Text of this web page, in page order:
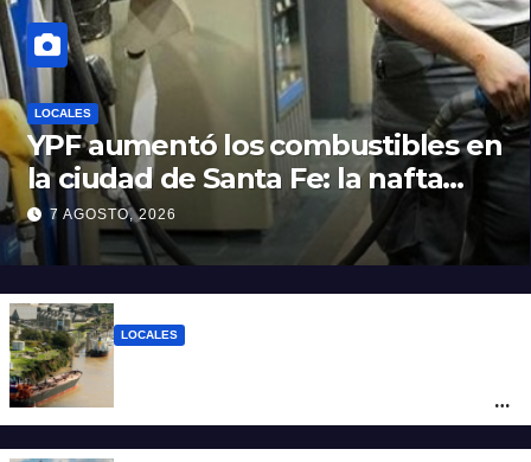
LOCALES
YPF aumentó los combustibles en
la ciudad de Santa Fe: la nafta
súper superó los $2.100 y llenar el
tanque cuesta más de $94.000
7 AGOSTO, 2026
LOCALES
posicionar los puertos del sur de Santa Fe
como salida para las exportaciones